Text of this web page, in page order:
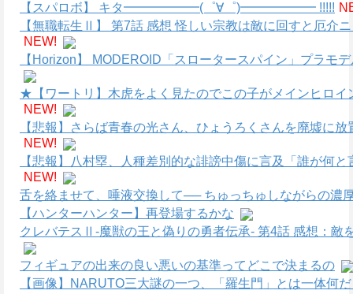
【スパロボ】 キタ━━━━━━(゜∀゜)━━━━━━ !!!!!
【無職転生Ⅱ】 第7話 感想 怪しい宗教は敵に回すと厄介
NEW!
【Horizon】 MODEROID「スロータースパイン」プラモ
★【ワートリ】木虎をよく見たのでこの子がメインヒロ
NEW!
【悲報】さらば青春の光さん、ひょうろくさんを廃墟に
NEW!
【悲報】八村塁、人種差別的な誹謗中傷に言及「誰が何
NEW!
舌を絡ませて、唾液交換して── ちゅっちゅしながらの濃
【ハンターハンター】再登場するかな
クレバテスⅡ-魔獣の王と偽りの勇者伝承- 第4話 感想：敵
フィギュアの出来の良い悪いの基準ってどこで決まるの
【画像】NARUTO三大謎の一つ、「羅生門」とは一体何